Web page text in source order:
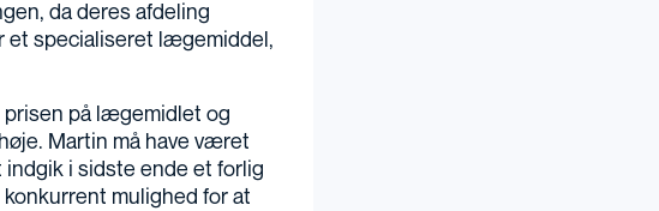
da deres afdeling
et specialiseret lægemiddel,
på lægemidlet og
Martin må have været
indgik i sidste ende et forlig
mulighed for at